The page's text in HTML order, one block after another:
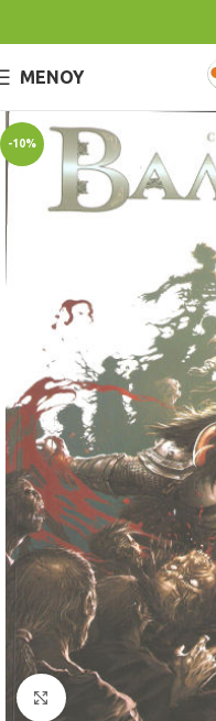
ΜΕΝΟΎ
-10%
Κλικ για μεγέθυνση